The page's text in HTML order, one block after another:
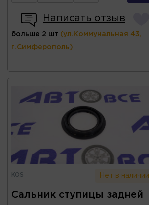
Написать отзыв
больше 2 шт (ул.Коммунальная 43,
г.Симферополь)
KOS Нет в наличии
Сальник ступицы задней